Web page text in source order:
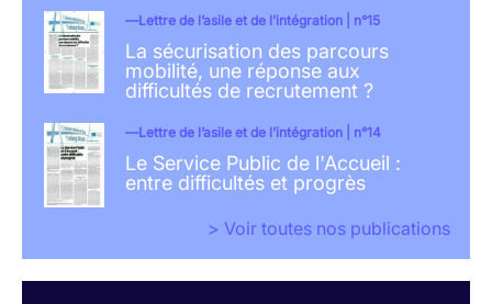
Lettre de l’asile et de l’intégration | n°15
La sécurisation des parcours
mobilité, une réponse aux
difficultés de recrutement ?
Lettre de l’asile et de l’intégration | n°14
Le Service Public de l'Accueil :
entre difficultés et progrès
> Voir toutes nos publications